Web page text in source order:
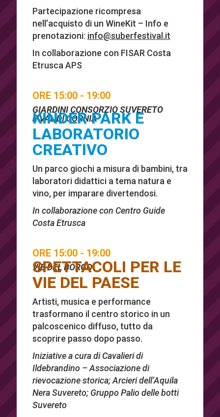
Partecipazione ricompresa
nell’acquisto di un WineKit – Info e
prenotazioni: info@suberfestival.it
In collaborazione con FISAR Costa
Etrusca APS
ORE 15:00 - 19:00
GIARDINI CONSORZIO SUVERETO
E VAL DI CORNIA
KINDER PARK E
LABORATORIO
CREATIVO
Un parco giochi a misura di bambini, tra
laboratori didattici a tema natura e
vino, per imparare divertendosi.
In collaborazione con Centro Guide
Costa Etrusca
ORE 15:00 - 19:00
VIE DEL BORGO
SPETTACOLI PER LE
VIE DEL PAESE
Artisti, musica e performance
trasformano il centro storico in un
palcoscenico diffuso, tutto da
scoprire passo dopo passo.
Iniziative a cura di Cavalieri di
Ildebrandino – Associazione di
rievocazione storica; Arcieri dell’Aquila
Nera Suvereto; Gruppo Palio delle botti
Suvereto